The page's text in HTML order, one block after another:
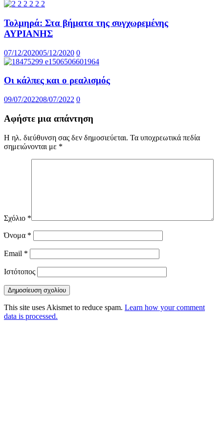
Τολμηρά: Στα βήματα της συγχωρεμένης
ΑΥΡΙΑΝΗΣ
07/12/202005/12/2020 0
Οι κάλπες και ο ρεαλισμός
09/07/202208/07/2022 0
Αφήστε μια απάντηση
Η ηλ. διεύθυνση σας δεν δημοσιεύεται. Τα υποχρεωτικά πεδία
σημειώνονται με *
Σχόλιο *
Όνομα *
Email *
Ιστότοπος
This site uses Akismet to reduce spam. Learn how your comment
data is processed.